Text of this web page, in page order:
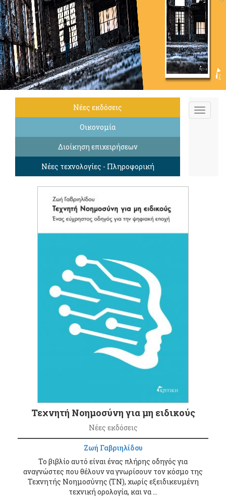
Νέες εκδόσεις
Οικονομία
Διοίκηση επιχειρήσεων
Νέες τεχνολογίες - Πληροφορική
Τεχνητή Νοημοσύνη για μη ειδικούς
Νέες εκδόσεις
Ζωή Γαβριηλίδου
Το βιβλίο αυτό είναι ένας πλήρης οδηγός για
αναγνώστες που θέλουν να γνωρίσουν τον κόσμο της
Τεχνητής Νοημοσύνης (ΤΝ), χωρίς εξειδικευμένη
τεχνική ορολογία, και να ...